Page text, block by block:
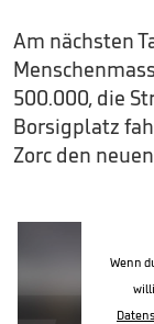
Am nächsten
500.000, die
Borsigplatz
Zorc den
Wenn